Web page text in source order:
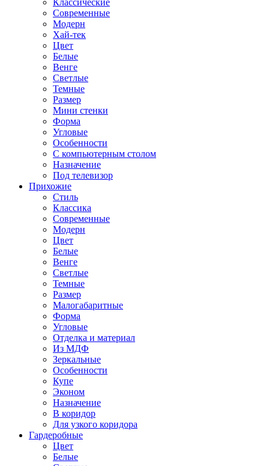
Классические
Современные
Модерн
Хай-тек
Цвет
Белые
Венге
Светлые
Темные
Размер
Мини стенки
Форма
Угловые
Особенности
С компьютерным столом
Назначение
Под телевизор
Прихожие
Стиль
Классика
Современные
Модерн
Цвет
Белые
Венге
Светлые
Темные
Размер
Малогабаритные
Форма
Угловые
Отделка и материал
Из МДФ
Зеркальные
Особенности
Купе
Эконом
Назначение
В коридор
Для узкого коридора
Гардеробные
Цвет
Белые